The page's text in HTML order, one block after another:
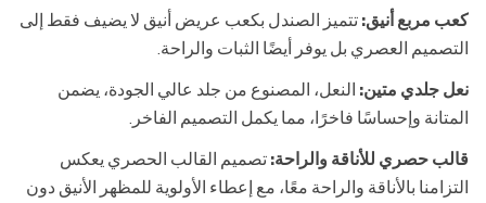
كعب مربع أنيق: تتميز الصندل بكعب عريض أنيق لا يضيف فقط إلى
التصميم العصري بل يوفر أيضًا الثبات والراحة.
نعل جلدي متين: النعل، المصنوع من جلد عالي الجودة، يضمن
المتانة وإحساسًا فاخرًا، مما يكمل التصميم الفاخر.
قالب حصري للأناقة والراحة: تصميم القالب الحصري يعكس
التزامنا بالأناقة والراحة معًا، مع إعطاء الأولوية للمظهر الأنيق دون